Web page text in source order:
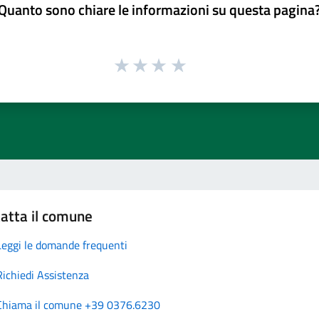
sono chiare le informazioni su questa
il comune
le domande frequenti
Assistenza
il comune +39 0376.6230